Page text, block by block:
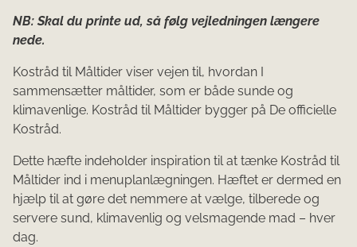
NB: Skal du printe ud, så følg vejledningen længere
nede.
Kostråd til Måltider viser vejen til, hvordan I
sammensætter måltider, som er både sunde og
klimavenlige. Kostråd til Måltider bygger på De officielle
Kostråd.
Dette hæfte indeholder inspiration til at tænke Kostråd til
Måltider ind i menuplanlægningen. Hæftet er dermed en
hjælp til at gøre det nemmere at vælge, tilberede og
servere sund, klimavenlig og velsmagende mad – hver
dag.